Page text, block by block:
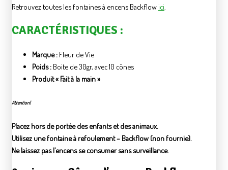
Retrouvez toutes les fontaines à encens Backflow ici
CARACTÉRISTIQUES :
Marque : Fleur de Vie
Poids : Boite de 30gr, avec 10 cônes
Produit « Fait à la main »
Attention!
Placez hors de portée des enfants et des animaux.
Utilisez une fontaine à refoulement – Backflow (non fournie).
Ne laissez pas l’encens se consumer sans surveillance.